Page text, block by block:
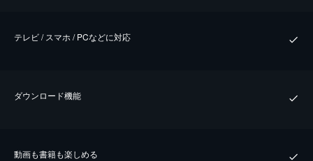
テレビ / スマホ / PCなどに対応
ダウンロード機能
動画も書籍も楽しめる